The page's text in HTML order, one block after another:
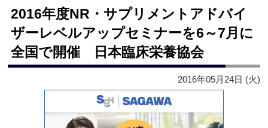
2016年度NR・サプリメントアドバイ
ザーレベルアップセミナーを6～7月に
全国で開催 日本臨床栄養協会
2016年05月24日 (火)